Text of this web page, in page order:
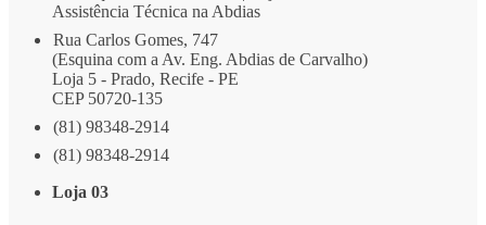
Assistência Técnica na Abdias
Rua Carlos Gomes, 747
(Esquina com a Av. Eng. Abdias de Carvalho)
Loja 5 - Prado, Recife - PE
CEP 50720-135
(81) 98348-2914
(81) 98348-2914
Loja 03